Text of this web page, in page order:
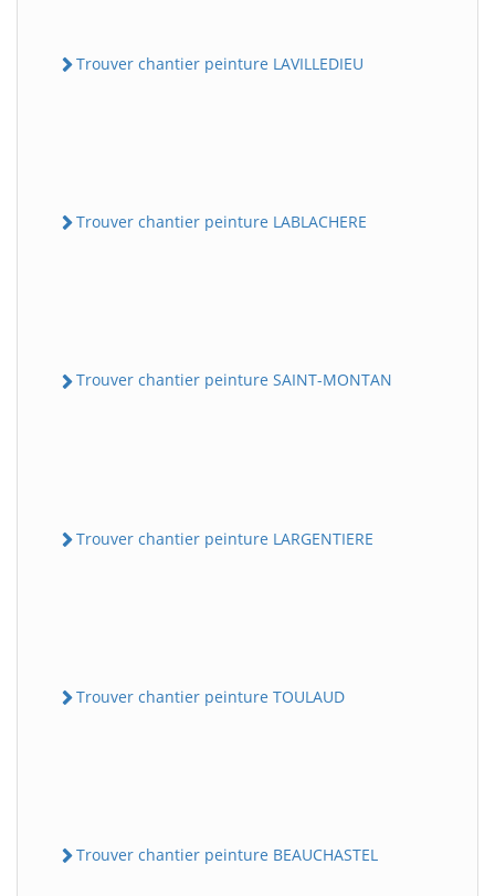
Trouver chantier peinture LAVILLEDIEU
Trouver chantier peinture LABLACHERE
Trouver chantier peinture SAINT-MONTAN
Trouver chantier peinture LARGENTIERE
Trouver chantier peinture TOULAUD
Trouver chantier peinture BEAUCHASTEL